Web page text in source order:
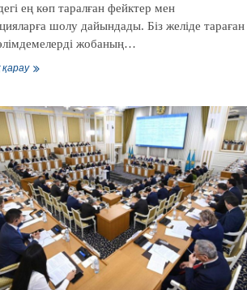
ең көп таралған фейктер мен
шолу дайындады. Біз желіде тараған
жобаның…
Конституциясының
төңірегіндегі
ең
көп
таралған
фейктер
мен
манипуляцияларға
шолу